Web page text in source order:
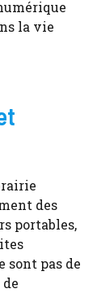
la vie
des
portables,
sont pas de